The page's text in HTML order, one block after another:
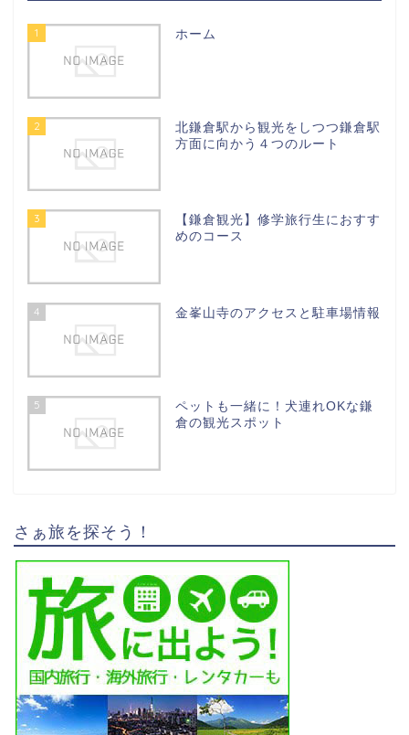
1 ホーム
2
北鎌倉駅から観光をしつつ鎌倉駅
方面に向かう４つのルート
3
【鎌倉観光】修学旅行生におすす
めのコース
4 金峯山寺のアクセスと駐車場情報
5
ペットも一緒に！犬連れOKな鎌
倉の観光スポット
さぁ旅を探そう！